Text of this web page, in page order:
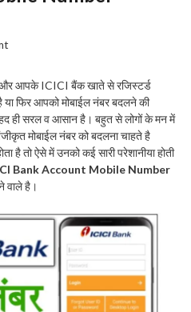
आपके ICICI बैंक खाते से रजिस्टर्ड
या फिर आपको मोबाईल नंबर बदलने की
ही सरल व आसान है। बहुत से लोगों के मन में
मोबाईल नंबर को बदलना चाहते है
है तो ऐसे में उनको कई सारी परेशानीया होती
Bank Account Mobile Number
वाले है।